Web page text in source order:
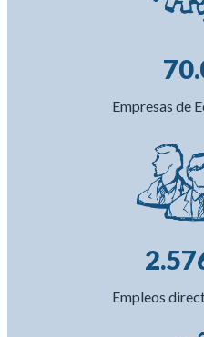
Empresas de
Empleos